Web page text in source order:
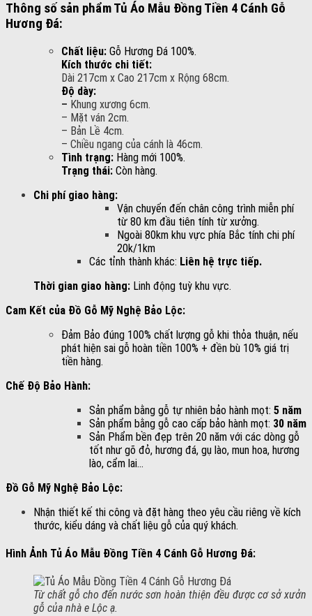
Thông số sản phẩm Tủ Áo Mẫu Đồng Tiền 4 Cánh Gỗ
Hương Đá:
Chất liệu: Gỗ Hương Đá 100%.
Kích thước chi tiết:
Dài 217cm x Cao 217cm x Rộng 68cm.
Độ dày:
– Khung xương 6cm.
– Mặt ván 2cm.
– Bản Lề 4cm.
– Chiều ngang của cánh là 46cm.
Tình trạng: Hàng mới 100%.
Trạng thái: Còn hàng.
Chi phí giao hàng:
Vận chuyển đến chân công trình miễn phí
từ 80 km đầu tiên tính từ xưởng.
Ngoài 80km khu vực phía Bắc tính chi phí
20k/1km
Các tỉnh thành khác: Liên hệ trực tiếp.
Thời gian giao hàng: Linh động tuỳ khu vực.
Cam Kết của Đồ Gỗ Mỹ Nghệ Bảo Lộc:
Đảm Bảo đúng 100% chất lượng gỗ khi thỏa thuận, nếu
phát hiện sai gỗ hoàn tiền 100% + đền bù 10% giá trị
tiền hàng.
Chế Độ Bảo Hành:
Sản phẩm bằng gỗ tự nhiên bảo hành mọt: 5 năm
Sản phẩm bằng gỗ cao cấp bảo hành mọt: 30 năm
Sản Phẩm bền đẹp trên 20 năm với các dòng gỗ
tốt như gõ đỏ, hương đá, gụ lào, mun hoa, hương
lào, cẩm lai…
Đồ Gỗ Mỹ Nghệ Bảo Lộc:
Nhận thiết kế thi công và đặt hàng theo yêu cầu riêng về kích
thước, kiểu dáng và chất liệu gỗ của quý khách.
Hình Ảnh Tủ Áo Mẫu Đồng Tiền 4 Cánh Gỗ Hương Đá:
Từ chất gỗ cho đến nước sơn hoàn thiện đều được cơ sở
gỗ của nhà e Lộc ạ.